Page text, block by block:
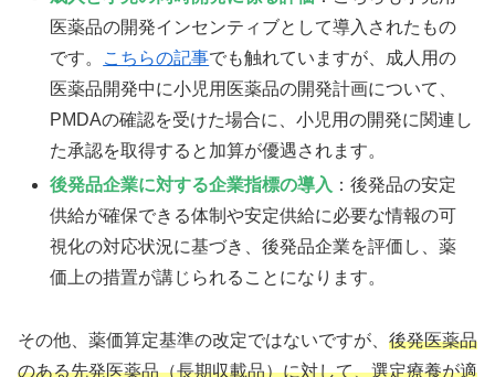
医薬品の開発インセンティブとして導入されたもの
です。
こちらの記事でも触れていますが、成人用の
医薬品開発中に小児用医薬品の開発計画について、
PMDAの確認を受けた場合に、小児用の開発に関連し
た承認を取得すると加算が優遇されます。
後発品企業に対する企業指標の導入 ：後発品の安定
供給が確保できる体制や安定供給に必要な情報の可
視化の対応状況に基づき、後発品企業を評価し、薬
価上の措置が講じられることになります。
その他、薬価算定基準の改定ではないですが、 後発医薬品
のある先発医薬品（長期収載品）に対して、選定療養が適